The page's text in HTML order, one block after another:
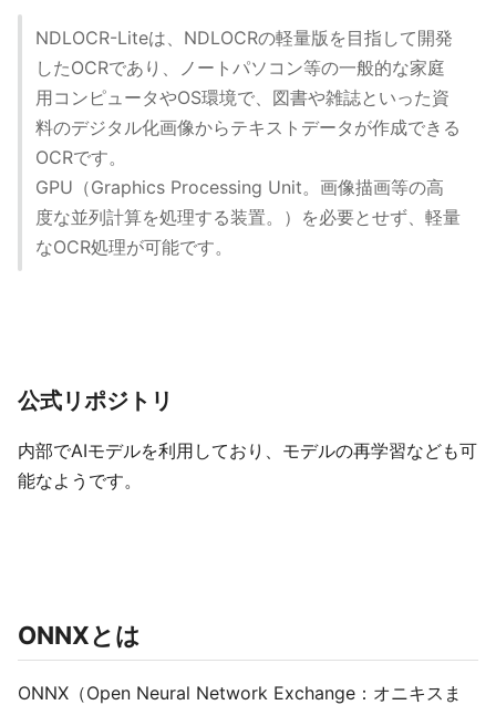
NDLOCR-Liteは、NDLOCRの軽量版を目指して開発
したOCRであり、ノートパソコン等の一般的な家庭
用コンピュータやOS環境で、図書や雑誌といった資
料のデジタル化画像からテキストデータが作成できる
OCRです。
GPU（Graphics Processing Unit。画像描画等の高
度な並列計算を処理する装置。）を必要とせず、軽量
なOCR処理が可能です。
公式リポジトリ
内部でAIモデルを利用しており、モデルの再学習なども可
能なようです。
ONNXとは
ONNX（Open Neural Network Exchange：オニキスま